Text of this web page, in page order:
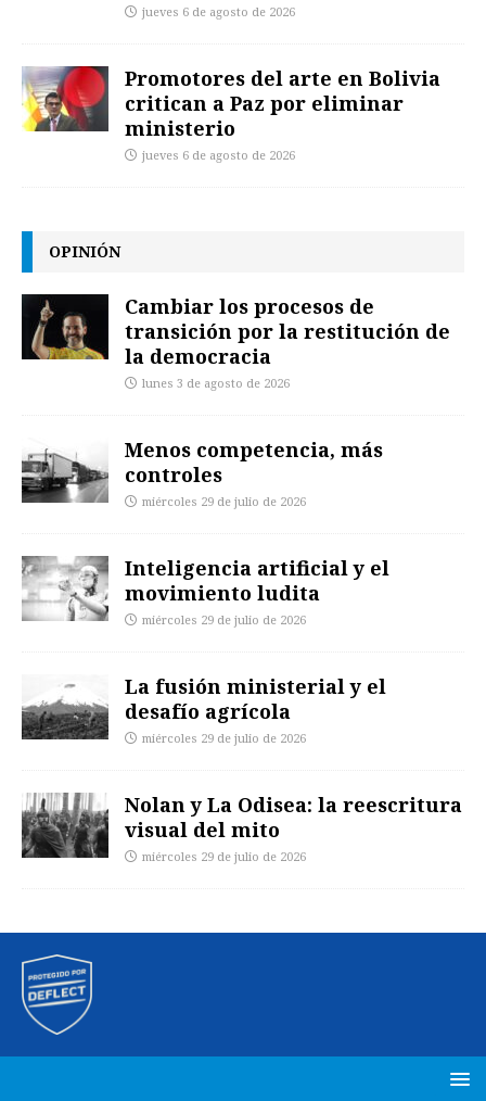
jueves 6 de agosto de 2026
Promotores del arte en Bolivia
critican a Paz por eliminar
ministerio
jueves 6 de agosto de 2026
OPINIÓN
Cambiar los procesos de
transición por la restitución de
la democracia
lunes 3 de agosto de 2026
Menos competencia, más
controles
miércoles 29 de julio de 2026
Inteligencia artificial y el
movimiento ludita
miércoles 29 de julio de 2026
La fusión ministerial y el
desafío agrícola
miércoles 29 de julio de 2026
Nolan y La Odisea: la reescritura
visual del mito
miércoles 29 de julio de 2026